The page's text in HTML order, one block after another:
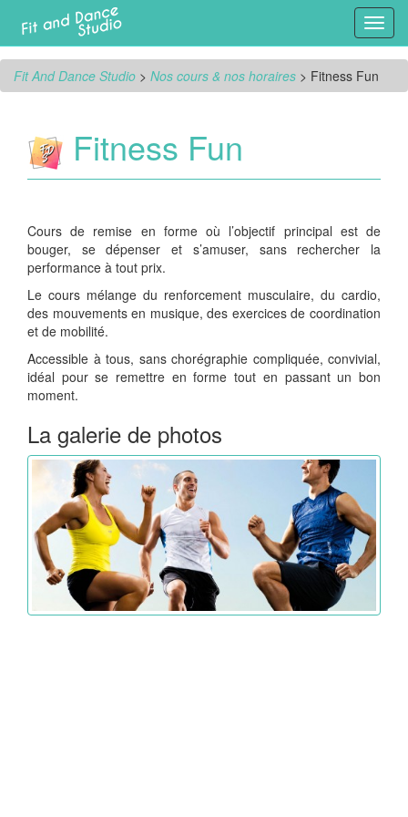
Fit And Dance Studio > Nos cours & nos horaires > Fitness Fun
Fitness Fun
Cours de remise en forme où l’objectif principal est de
bouger, se dépenser et s’amuser, sans rechercher la
performance à tout prix.
Le cours mélange du renforcement musculaire, du cardio,
des mouvements en musique, des exercices de coordination
et de mobilité.
Accessible à tous, sans chorégraphie compliquée, convivial,
idéal pour se remettre en forme tout en passant un bon
moment.
La galerie de photos